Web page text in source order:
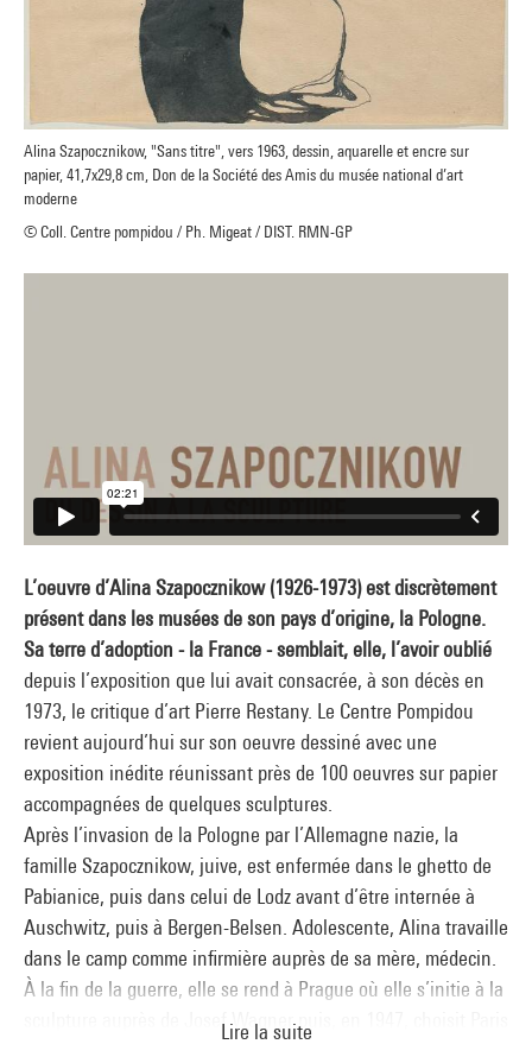
Alina Szapocznikow, "Sans titre", vers 1963, dessin, aquarelle et encre sur
papier, 41,7x29,8 cm, Don de la Société des Amis du musée national d’art
moderne
© Coll. Centre pompidou / Ph. Migeat / DIST. RMN-GP
L’oeuvre d’Alina Szapocznikow (1926-1973) est discrètement
présent dans les musées de son pays d’origine, la Pologne.
Sa terre d’adoption - la France - semblait, elle, l’avoir oublié
depuis l’exposition que lui avait consacrée, à son décès en
1973, le critique d’art Pierre Restany. Le Centre Pompidou
revient aujourd’hui sur son oeuvre dessiné avec une
exposition inédite réunissant près de 100 oeuvres sur papier
accompagnées de quelques sculptures.
Après l’invasion de la Pologne par l’Allemagne nazie, la
famille Szapocznikow, juive, est enfermée dans le ghetto de
Pabianice, puis dans celui de Lodz avant d’être internée à
Auschwitz, puis à Bergen-Belsen. Adolescente, Alina travaille
dans le camp comme infirmière auprès de sa mère, médecin.
À la fin de la guerre, elle se rend à Prague où elle s’initie à la
sculpture auprès de Josef Wagner puis, en 1947, choisit Paris
Lire la suite